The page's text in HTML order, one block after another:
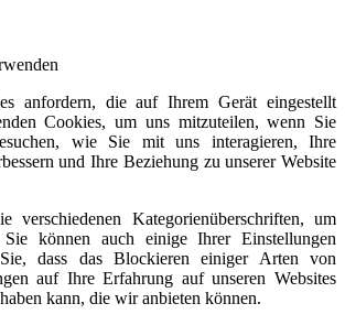
anfordern, die auf Ihrem Gerät eingestellt
Cookies, um uns mitzuteilen, wenn Sie
wie Sie mit uns interagieren, Ihre
und Ihre Beziehung zu unserer Website
Kategorienüberschriften, um
können auch einige Ihrer Einstellungen
dass das Blockieren einiger Arten von
auf Ihre Erfahrung auf unseren Websites
kann, die wir anbieten können.